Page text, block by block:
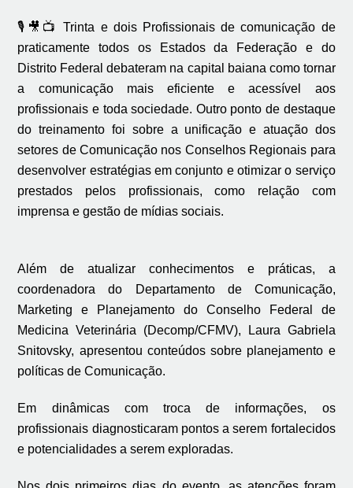
🎙🎥📺Trinta e dois Profissionais de comunicação de
praticamente todos os Estados da Federação e do
Distrito Federal debateram na capital baiana como tornar
a comunicação mais eficiente e acessível aos
profissionais e toda sociedade. Outro ponto de destaque
do treinamento foi sobre a unificação e atuação dos
setores de Comunicação nos Conselhos Regionais para
desenvolver estratégias em conjunto e otimizar o serviço
prestados pelos profissionais, como relação com
imprensa e gestão de mídias sociais.
Além de atualizar conhecimentos e práticas, a
coordenadora do Departamento de Comunicação,
Marketing e Planejamento do Conselho Federal de
Medicina Veterinária (Decomp/CFMV), Laura Gabriela
Snitovsky, apresentou conteúdos sobre planejamento e
políticas de Comunicação.
Em dinâmicas com troca de informações, os
profissionais diagnosticaram pontos a serem fortalecidos
e potencialidades a serem exploradas.